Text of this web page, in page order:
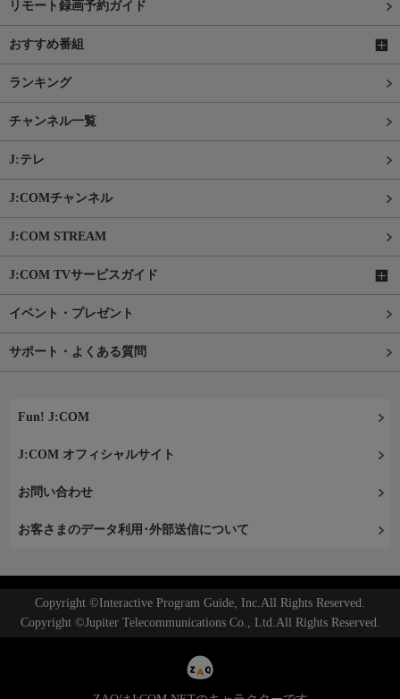
リモート録画予約ガイド
おすすめ番組
ランキング
チャンネル一覧
J:テレ
J:COMチャンネル
J:COM STREAM
J:COM TVサービスガイド
イベント・プレゼント
サポート・よくある質問
Fun! J:COM
J:COM オフィシャルサイト
お問い合わせ
お客さまのデータ利用･外部送信について
Copyright ©Interactive Program Guide, Inc.All Rights Reserved.
Copyright ©Jupiter Telecommunications Co., Ltd.All Rights Reserved.